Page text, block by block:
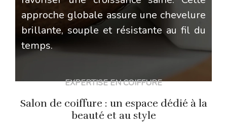
approche globale assure une chevelure
brillante, souple et résistante au fil du
temps.
EXPERTISE EN COIFFURE
Salon de coiffure : un espace dédié à la
beauté et au style